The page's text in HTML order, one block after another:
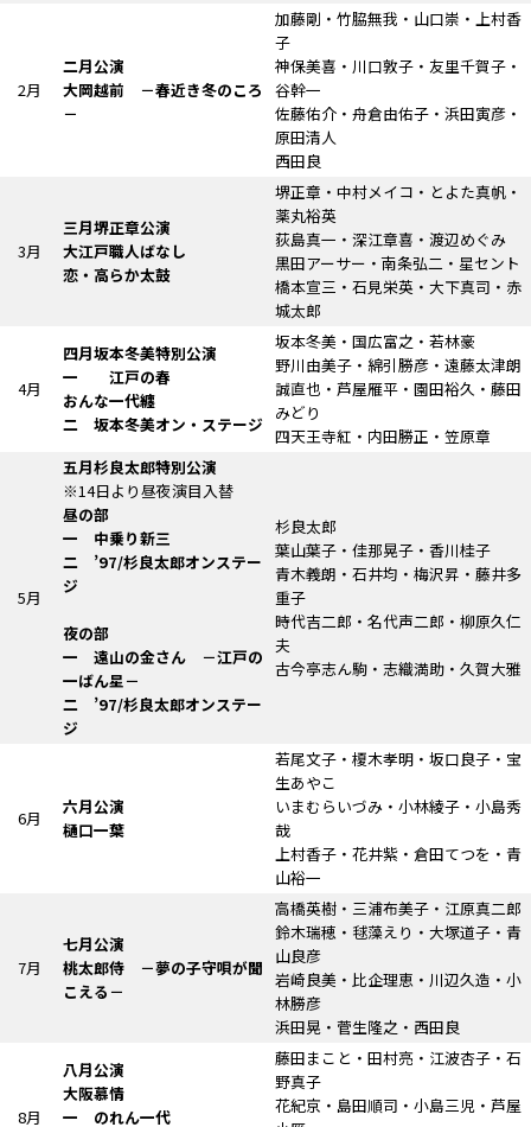
2月
二月公演
大岡越前 －春近き冬のころ
－
加藤剛・竹脇無我・山口崇・上村香
子
神保美喜・川口敦子・友里千賀子・
谷幹一
佐藤佑介・舟倉由佑子・浜田寅彦・
原田清人
西田良
3月
三月堺正章公演
大江戸職人ばなし
恋・高らか太鼓
堺正章・中村メイコ・とよた真帆・
薬丸裕英
荻島真一・深江章喜・渡辺めぐみ
黒田アーサー・南条弘二・星セント
橋本宣三・石見栄英・大下真司・赤
城太郎
4月
四月坂本冬美特別公演
一 江戸の春
おんな一代纏
二 坂本冬美オン・ステージ
坂本冬美・国広富之・若林豪
野川由美子・綿引勝彦・遠藤太津朗
誠直也・芦屋雁平・園田裕久・藤田
みどり
四天王寺紅・内田勝正・笠原章
5月
五月杉良太郎特別公演
※14日より昼夜演目入替
昼の部
一 中乗り新三
二 ’97/杉良太郎オンステー
ジ
夜の部
一 遠山の金さん
－江戸の
一ばん星－
二 ’97/杉良太郎オンステー
ジ
杉良太郎
葉山葉子・佳那晃子・香川桂子
青木義朗・石井均・梅沢昇・藤井多
重子
時代吉二郎・名代声二郎・柳原久仁
夫
古今亭志ん駒・志織満助・久賀大雅
6月
六月公演
樋口一葉
若尾文子・榎木孝明・坂口良子・宝
生あやこ
いまむらいづみ・小林綾子・小島秀
哉
上村香子・花井紫・倉田てつを・青
山裕一
7月
七月公演
桃太郎侍 －夢の子守唄が聞
こえる－
高橋英樹・三浦布美子・江原真二郎
鈴木瑞穂・毬藻えり・大塚道子・青
山良彦
岩崎良美・比企理恵・川辺久造・小
林勝彦
浜田晃・菅生隆之・西田良
8月
八月公演
大阪慕情
一 のれん一代
藤田まこと・田村亮・江波杏子・石
野真子
花紀京・島田順司・小島三児・芦屋